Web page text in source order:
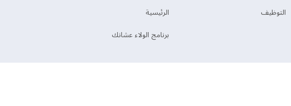
التوظيف
الرئيسية
برنامج الولاء عشانك